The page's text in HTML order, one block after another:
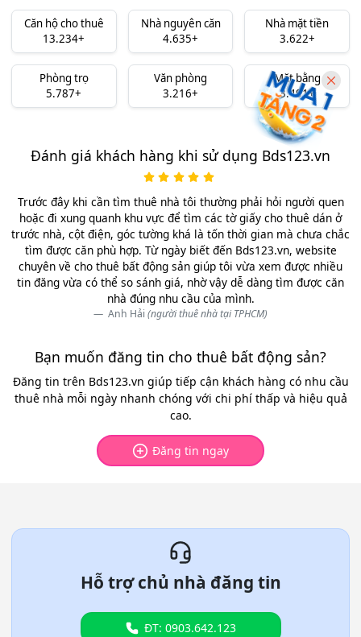
Căn hộ cho thuê
13.234+
Nhà nguyên căn
4.635+
Nhà mặt tiền
3.622+
Phòng trọ
5.787+
Văn phòng
3.216+
Mặt bằng
3.491+
Đánh giá khách hàng khi sử dụng Bds123.vn
Trước đây khi cần tìm thuê nhà tôi thường phải hỏi người quen
hoặc đi xung quanh khu vực để tìm các tờ giấy cho thuê dán ở
trước nhà, cột điện, góc tường khá là tốn thời gian mà chưa chắc
tìm được căn phù hợp. Từ ngày biết đến Bds123.vn, website
chuyên về cho thuê bất động sản giúp tôi vừa xem được nhiều
tin đăng vừa có thể so sánh giá, nhờ vậy dễ dàng tìm được căn
nhà đúng nhu cầu của mình.
Anh Hải (người thuê nhà tại TPHCM)
Bạn muốn đăng tin cho thuê bất động sản?
Đăng tin trên Bds123.vn giúp tiếp cận khách hàng có nhu cầu
thuê nhà mỗi ngày nhanh chóng với chi phí thấp và hiệu quả
cao.
Đăng tin ngay
Hỗ trợ chủ nhà đăng tin
ĐT: 0903.642.123